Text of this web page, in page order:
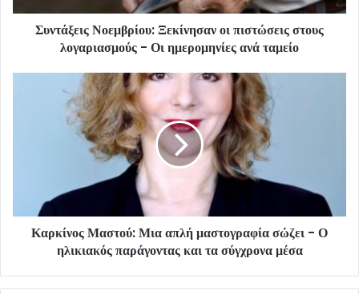
Συντάξεις Νοεμβρίου: Ξεκίνησαν οι πιστώσεις στους
λογαριασμούς - Οι ημερομηνίες ανά ταμείο
Καρκίνος Μαστού: Μια απλή μαστογραφία σώζει - Ο
ηλικιακός παράγοντας και τα σύγχρονα μέσα